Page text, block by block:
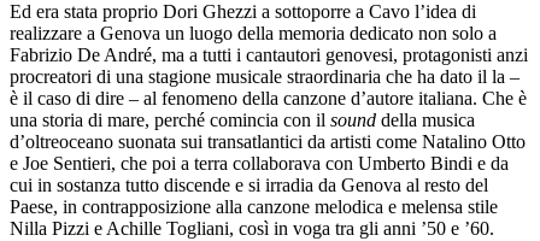
Ed era stata proprio Dori Ghezzi a sottoporre a Cavo l’idea di
realizzare a Genova un luogo della memoria dedicato non solo a
Fabrizio De André, ma a tutti i cantautori genovesi, protagonisti anzi
procreatori di una stagione musicale straordinaria che ha dato il la –
è il caso di dire – al fenomeno della canzone d’autore italiana. Che è
una storia di mare, perché comincia con il sound della musica
d’oltreoceano suonata sui transatlantici da artisti come Natalino Otto
e Joe Sentieri, che poi a terra collaborava con Umberto Bindi e da
cui in sostanza tutto discende e si irradia da Genova al resto del
Paese, in contrapposizione alla canzone melodica e melensa stile
Nilla Pizzi e Achille Togliani, così in voga tra gli anni ’50 e ’60.